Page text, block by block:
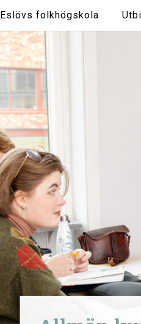
Eslövs folkhögskola